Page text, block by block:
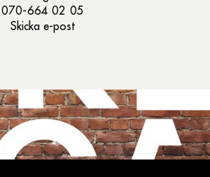
070-664 02 05
Skicka e-post